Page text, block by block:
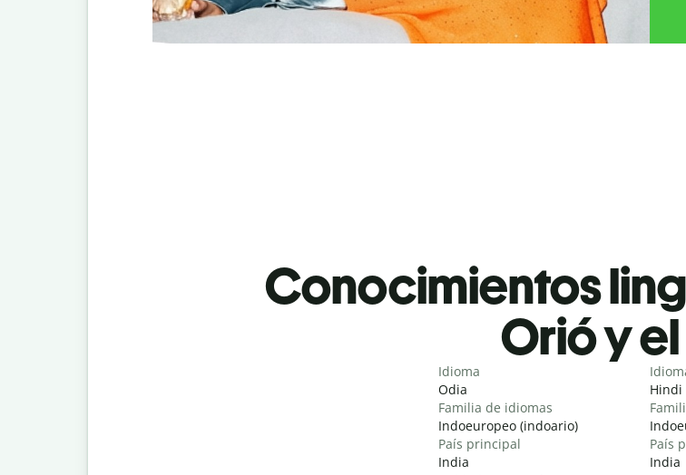
Conocimientos
Orió y
Idioma
Odia
Familia de idiomas
Indoeuropeo (indoario)
País principal
India
Hindi
País
India